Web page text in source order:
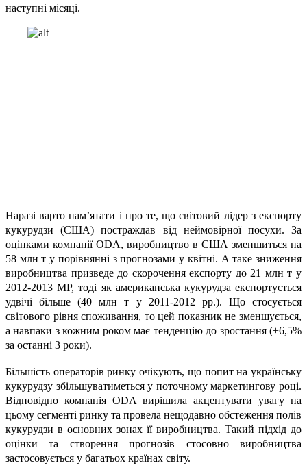
наступні місяці.
Наразі варто пам’ятати і про те, що світовий лідер з експорту
кукурудзи (США) постраждав від неймовірної посухи. За
оцінками компанії ODA, виробництво в США зменшиться на
58 млн т у порівнянні з прогнозами у квітні. А таке зниження
виробництва призведе до скорочення експорту до 21 млн т у
2012-2013 МР, тоді як американська кукурудза експортується
удвічі більше (40 млн т у 2011-2012 рр.). Що стосується
світового рівня споживання, то цей показник не зменшується,
а навпаки з кожним роком має тенденцію до зростання (+6,5%
за останні 3 роки).
Більшість операторів ринку очікують, що попит на українську
кукурудзу збільшуватиметься у поточному маркетингову році.
Відповідно компанія ODA вирішила акцентувати увагу на
цьому сегменті ринку та провела нещодавно обстеження полів
кукурудзи в основних зонах її виробництва. Такий підхід до
оцінки та створення прогнозів стосовно виробництва
застосовується у багатьох країнах світу.